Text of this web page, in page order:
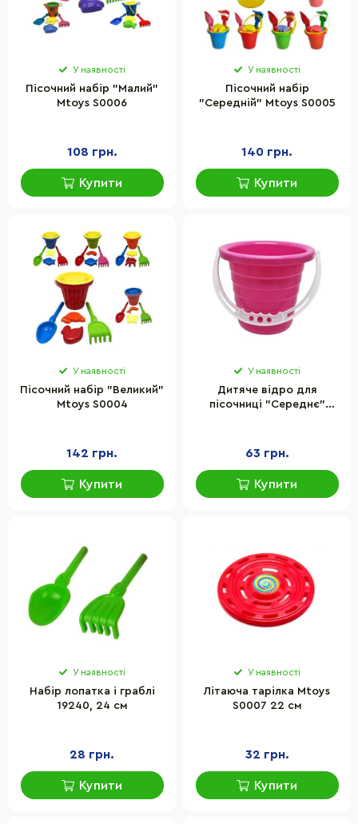
У наявності
Пісочний набір "Малий"
Mtoys S0006
108 грн.
Купити
У наявності
Пісочний набір
"Середній" Mtoys S0005
140 грн.
Купити
У наявності
Пісочний набір "Великий"
Mtoys S0004
142 грн.
Купити
У наявності
Дитяче відро для
пісочниці "Середнє"
63 грн.
Купити
У наявності
Набір лопатка і граблі
19240, 24 см
28 грн.
Купити
У наявності
Літаюча тарілка Mtoys
S0007 22 см
32 грн.
Купити